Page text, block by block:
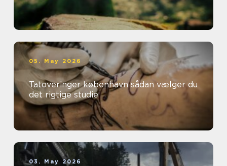
05. May 2026
Tatoveringer københavn sådan vælger du
det rigtige studie
03. May 2026